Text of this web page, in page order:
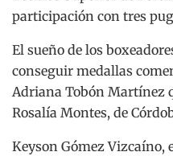
participación con tres
El sueño de los
conseguir medallas
Adriana Tobón Martínez
Rosalía Montes, de
Keyson Gómez Vizcaíno,